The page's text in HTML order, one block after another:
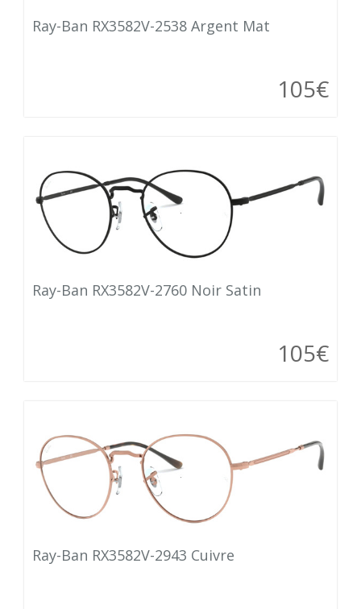
Ray-Ban RX3582V-2538 Argent Mat
105€
Ray-Ban RX3582V-2760 Noir Satin
105€
Ray-Ban RX3582V-2943 Cuivre